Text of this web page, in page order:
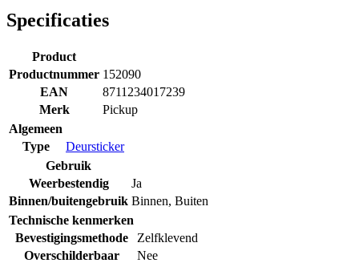
Specificaties
Product
Productnummer 152090
EAN
8711234017239
Merk
Pickup
Algemeen
Type
Deursticker
Gebruik
Weerbestendig
Ja
Binnen/buitengebruik Binnen, Buiten
Technische kenmerken
Bevestigingsmethode
Zelfklevend
Overschilderbaar
Nee